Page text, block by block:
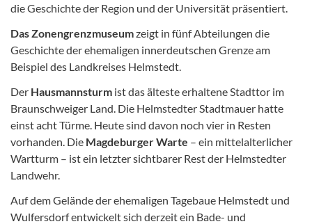
die Geschichte der Region und der Universität präsentiert.
Das Zonengrenzmuseumzeigt in fünf Abteilungen die
Geschichte der ehemaligen innerdeutschen Grenze am
Beispiel des Landkreises Helmstedt.
Der Hausmannsturm ist das älteste erhaltene Stadttor im
Braunschweiger Land. Die Helmstedter Stadtmauer hatte
einst acht Türme. Heute sind davon noch vier in Resten
vorhanden. Die Magdeburger Warte – ein mittelalterlicher
Wartturm – ist ein letzter sichtbarer Rest der Helmstedter
Landwehr.
Auf dem Gelände der ehemaligen Tagebaue Helmstedt und
Wulfersdorf entwickelt sich derzeit ein Bade- und